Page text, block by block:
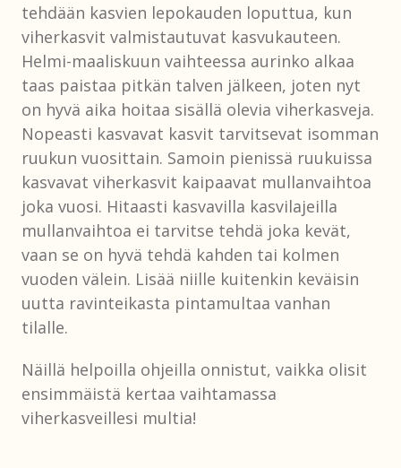
tehdään kasvien lepokauden loputtua, kun
viherkasvit valmistautuvat kasvukauteen.
Helmi-maaliskuun vaihteessa aurinko alkaa
taas paistaa pitkän talven jälkeen, joten nyt
on hyvä aika hoitaa sisällä olevia viherkasveja.
Nopeasti kasvavat kasvit tarvitsevat isomman
ruukun vuosittain. Samoin pienissä ruukuissa
kasvavat viherkasvit kaipaavat mullanvaihtoa
joka vuosi. Hitaasti kasvavilla kasvilajeilla
mullanvaihtoa ei tarvitse tehdä joka kevät,
vaan se on hyvä tehdä kahden tai kolmen
vuoden välein. Lisää niille kuitenkin keväisin
uutta ravinteikasta pintamultaa vanhan
tilalle.
Näillä helpoilla ohjeilla onnistut, vaikka olisit
ensimmäistä kertaa vaihtamassa
viherkasveillesi multia!